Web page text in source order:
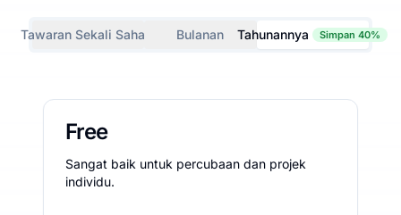
Tawaran Sekali Sahaja Bulanan Tahunannya Simpan 40%
Free
Sangat baik untuk percubaan dan projek
individu.